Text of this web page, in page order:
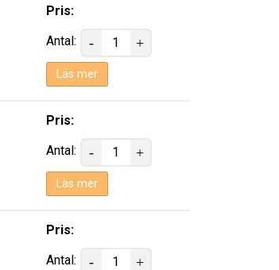
Pris:
Antal:
Läs mer
Pris:
Antal:
Läs mer
Pris:
Antal: